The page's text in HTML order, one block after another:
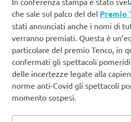
che sale sul palco del del Premio
stati annunciati anche i nomi di
verranno premiati. Questa è
particolare del premio Tenco, in
confermati gli spettacoli
delle incertezze legate alla
norme anti-Covid gli spettacoli
momento sospesi.